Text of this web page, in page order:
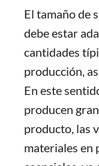
El tamaño de
debe estar
cantidades
producción,
En este
producen
producto, las
materiales en